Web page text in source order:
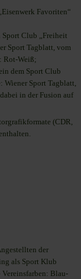
Favoriten“
Sport Club „Freiheit
Sport Tagblatt, vom
Rot-Weiß;
dem Sport Club
Wiener Sport Tagblatt,
in der Fusion auf
(CDR,
der
als Sport Klub
Vereinsfarben: Blau-